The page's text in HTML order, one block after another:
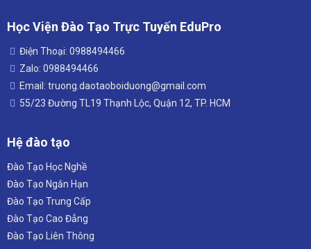
Học Viện Đào Tạo Trực Tuyến EduPro
Điện Thoại: 0988494466
Zalo: 0988494466
Email: truong.daotaoboiduong@gmail.com
55/23 Đường TL19 Thạnh Lộc, Quận 12, TP. HCM
Hệ đào tạo
Đào Tạo Học Nghề
Đào Tạo Ngắn Hạn
Đào Tạo Trung Cấp
Đào Tạo Cao Đẳng
Đào Tạo Liên Thông